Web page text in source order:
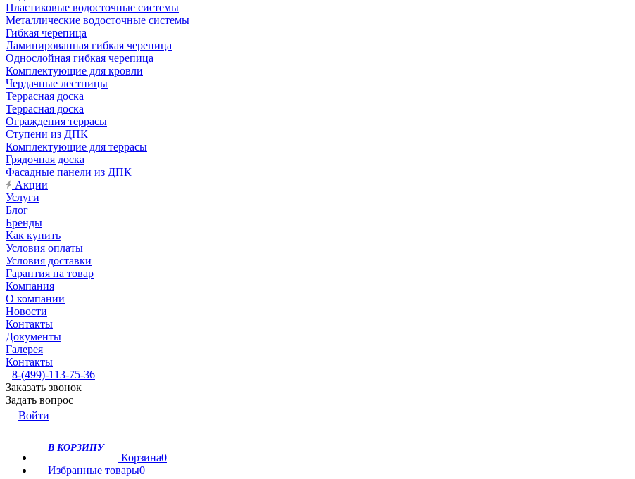
Пластиковые водосточные системы
Металлические водосточные системы
Гибкая черепица
Ламинированная гибкая черепица
Однослойная гибкая черепица
Комплектующие для кровли
Чердачные лестницы
Террасная доска
Террасная доска
Ограждения террасы
Ступени из ДПК
Комплектующие для террасы
Грядочная доска
Фасадные панели из ДПК
Акции
Услуги
Блог
Бренды
Как купить
Условия оплаты
Условия доставки
Гарантия на товар
Компания
О компании
Новости
Контакты
Документы
Галерея
Контакты
8-(499)-113-75-36
Заказать звонок
Задать вопрос
Войти
В КОРЗИНУ
Корзина0
Избранные товары0